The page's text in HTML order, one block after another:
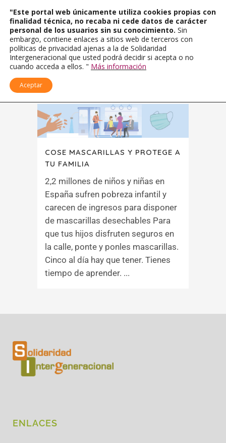
COSE MASCARILLAS Y PROTEGE A
TU FAMILIA
2,2 millones de niños y niñas en
España sufren pobreza infantil y
carecen de ingresos para disponer
de mascarillas desechables Para
que tus hijos disfruten seguros en
la calle, ponte y ponles mascarillas.
Cinco al día hay que tener. Tienes
tiempo de aprender. ...
ENLACES
"Este portal web únicamente utiliza cookies propias con
finalidad técnica, no recaba ni cede datos de carácter
personal de los usuarios sin su conocimiento. Sin
embargo, contiene enlaces a sitios web de terceros con
políticas de privacidad ajenas a la de Solidaridad
Intergeneracional que usted podrá decidir si acepta o no
cuando acceda a ellos. " Más información
Aceptar